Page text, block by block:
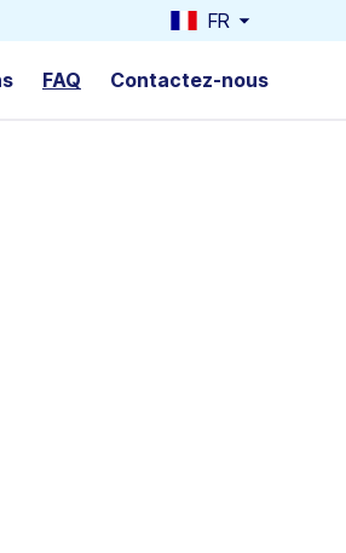
FR
FAQ Contactez-nous